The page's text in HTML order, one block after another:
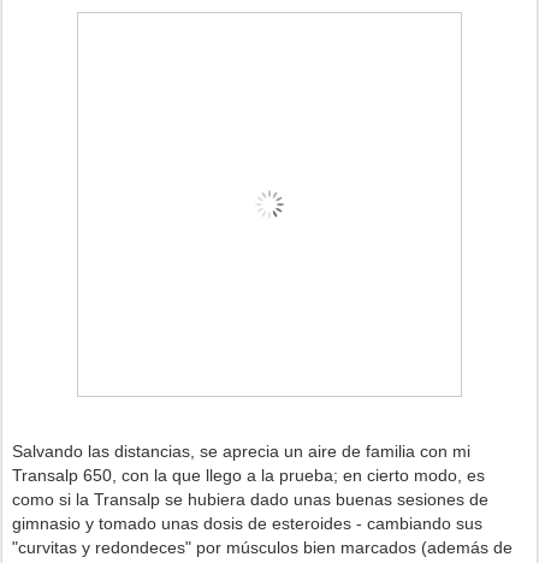
Salvando las distancias, se aprecia un aire de familia con mi
Transalp 650, con la que llego a la prueba; en cierto modo, es
como si la Transalp se hubiera dado unas buenas sesiones de
gimnasio y tomado unas dosis de esteroides - cambiando sus
"curvitas y redondeces" por músculos bien marcados (además de